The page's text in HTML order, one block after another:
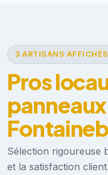
3 ARTISANS AFFICHÉS
Pros
Sélection rigoureuse
et la satisfaction client.